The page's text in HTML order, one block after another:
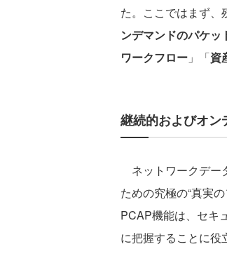
た。ここではまず、
ンデマンドのパケッ
ワークフロー 」「資
継続的およびオン
ネットワークデー
ための究極の“真実
PCAP機能は、セキ
に把握することに役